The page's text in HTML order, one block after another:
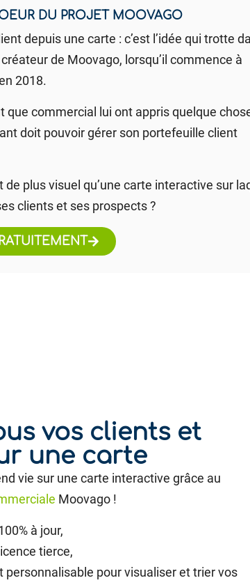
DU PROJET MOOVAGO
depuis une carte : c’est l’idée qui trotte
de Moovago, lorsqu’il commence à
2018.
que commercial lui ont appris quelque
doit pouvoir gérer son portefeuille client
de plus visuel qu’une carte interactive sur
clients et ses prospects ?
vos clients et
une carte
vie sur une carte interactive grâce au
Moovago !
à jour,
tierce,
personnalisable pour visualiser et trier vos